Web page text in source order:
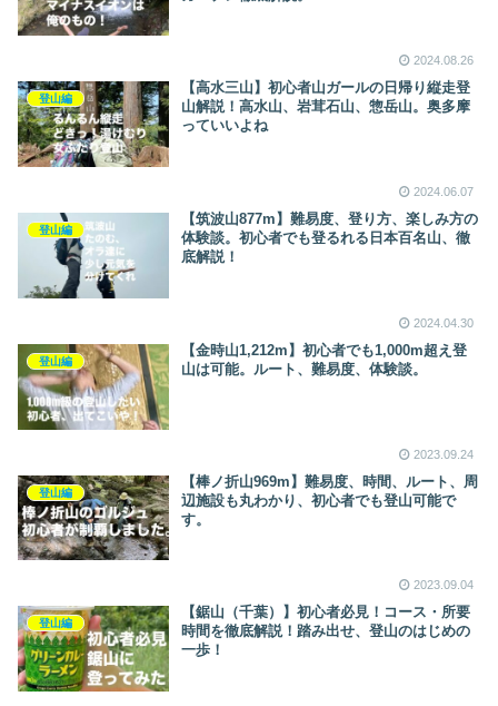
2024.08.26
登山編
【高水三山】初心者山ガールの日帰り縦走登
山解説！高水山、岩茸石山、惣岳山。奥多摩
っていいよね
2024.06.07
登山編
【筑波山877m】難易度、登り方、楽しみ方の
体験談。初心者でも登るれる日本百名山、徹
底解説！
2024.04.30
登山編
【金時山1,212m】初心者でも1,000m超え登
山は可能。ルート、難易度、体験談。
2023.09.24
登山編
【棒ノ折山969m】難易度、時間、ルート、周
辺施設も丸わかり、初心者でも登山可能で
す。
2023.09.04
登山編
【鋸山（千葉）】初心者必見！コース・所要
時間を徹底解説！踏み出せ、登山のはじめの
一歩！